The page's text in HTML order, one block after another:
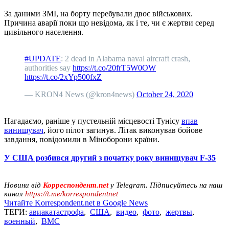
За даними ЗМІ, на борту перебували двоє військових.
Причина аварії поки що невідома, як і те, чи є жертви серед
цивільного населення.
#UPDATE: 2 dead in Alabama naval aircraft crash,
authorities say https://t.co/20frT5W0OW
https://t.co/2xYp500fxZ
— KRON4 News (@kron4news) October 24, 2020
Нагадаємо, раніше у пустельній місцевості Тунісу впав
винищувач, його пілот загинув. Літак виконував бойове
завдання, повідомили в Міноборони країни.
У США розбився другий з початку року винищувач F-35
Новини від Корреспондент.netу Telegram. Підписуйтесь на наш
канал https://t.me/korrespondentnet
Читайте Korrespondent.net в Google News
ТЕГИ: авиакатастрофа, США, видео, фото, жертвы,
военный, ВМС